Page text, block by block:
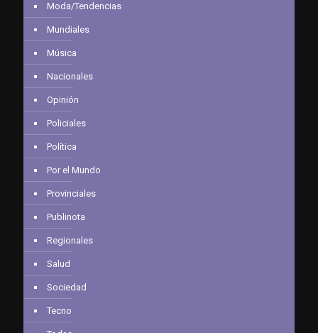
Moda/Tendencias
Mundiales
Música
Nacionales
Opinión
Policiales
Política
Por el Mundo
Provinciales
Publinota
Regionales
Salud
Sociedad
Tecno